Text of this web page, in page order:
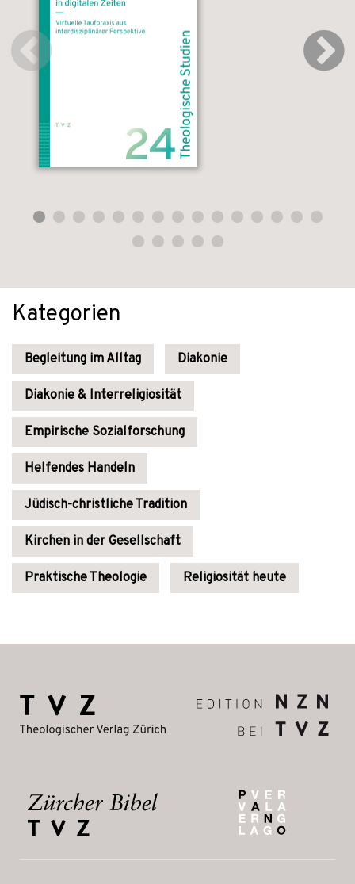
Kategorien
Begleitung im Alltag Diakonie
Diakonie & Interreligiosität
Empirische Sozialforschung
Helfendes Handeln
Jüdisch-christliche Tradition
Kirchen in der Gesellschaft
Praktische Theologie Religiosität heute